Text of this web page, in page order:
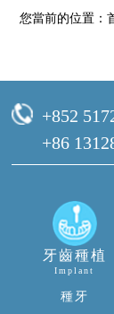
您當前的位置：
+852
+86
牙齒種植
Implant
種牙